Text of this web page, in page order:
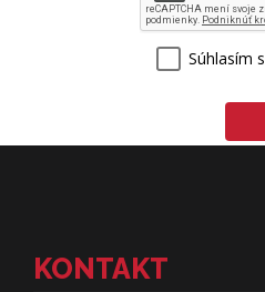
Súhlasím s
KONTAKT